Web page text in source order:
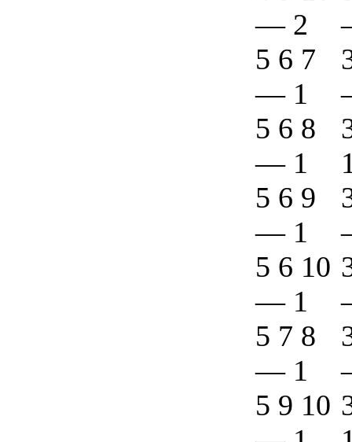
— 2
5 6 7
— 1
5 6 8
— 1
5 6 9
— 1
5 6 10
— 1
5 7 8
— 1
5 9 10